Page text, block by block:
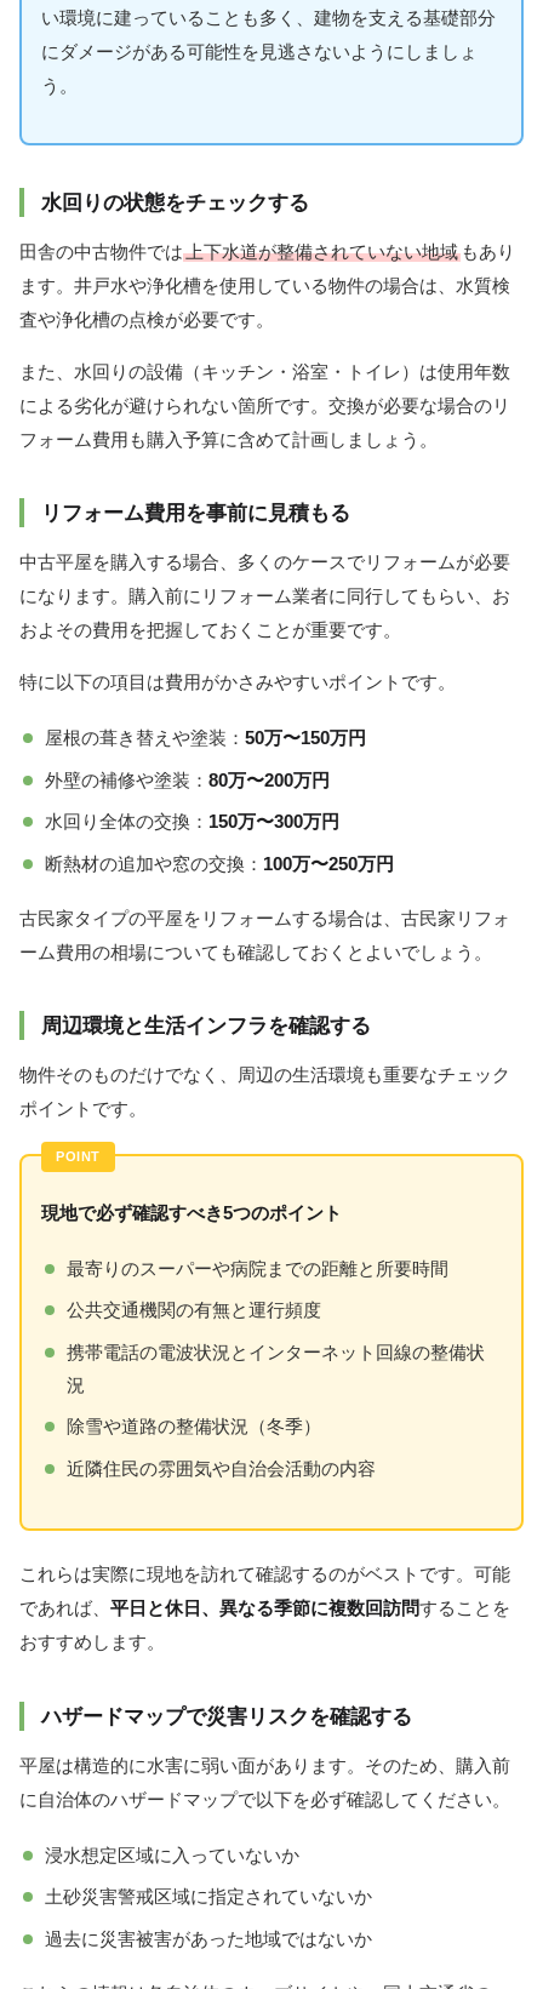
い環境に建っていることも多く、建物を支える基礎部分
にダメージがある可能性を見逃さないようにしましょ
う。
水回りの状態をチェックする
田舎の中古物件では上下水道が整備されていない地域 もあり
ます。井戸水や浄化槽を使用している物件の場合は、水質検
査や浄化槽の点検が必要です。
また、水回りの設備（キッチン・浴室・トイレ）は使用年数
による劣化が避けられない箇所です。交換が必要な場合のリ
フォーム費用も購入予算に含めて計画しましょう。
リフォーム費用を事前に見積もる
中古平屋を購入する場合、多くのケースでリフォームが必要
になります。購入前にリフォーム業者に同行してもらい、お
およその費用を把握しておくことが重要です。
特に以下の項目は費用がかさみやすいポイントです。
屋根の葺き替えや塗装： 50万〜150万円
外壁の補修や塗装： 80万〜200万円
水回り全体の交換： 150万〜300万円
断熱材の追加や窓の交換： 100万〜250万円
古民家タイプの平屋をリフォームする場合は、古民家リフォ
ーム費用の相場についても確認しておくとよいでしょう。
周辺環境と生活インフラを確認する
物件そのものだけでなく、周辺の生活環境も重要なチェック
ポイントです。
現地で必ず確認すべき5つのポイント
最寄りのスーパーや病院までの距離と所要時間
公共交通機関の有無と運行頻度
携帯電話の電波状況とインターネット回線の整備状
況
除雪や道路の整備状況（冬季）
近隣住民の雰囲気や自治会活動の内容
これらは実際に現地を訪れて確認するのがベストです。可能
であれば、 平日と休日、異なる季節に複数回訪問することを
おすすめします。
ハザードマップで災害リスクを確認する
平屋は構造的に水害に弱い面があります。そのため、購入前
に自治体のハザードマップで以下を必ず確認してください。
浸水想定区域に入っていないか
土砂災害警戒区域に指定されていないか
過去に災害被害があった地域ではないか